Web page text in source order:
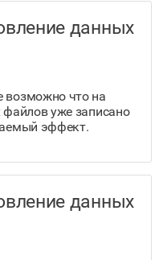
данных
возможно что на
файлов уже записано
эффект.
данных